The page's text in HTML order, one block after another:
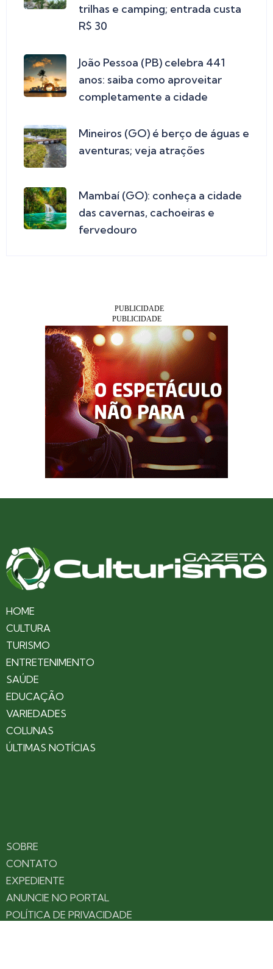
trilhas e camping; entrada custa
R$ 30
João Pessoa (PB) celebra 441
anos: saiba como aproveitar
completamente a cidade
Mineiros (GO) é berço de águas e
aventuras; veja atrações
Mambaí (GO): conheça a cidade
das cavernas, cachoeiras e
fervedouro
HOME
CULTURA
TURISMO
ENTRETENIMENTO
SAÚDE
EDUCAÇÃO
VARIEDADES
COLUNAS
ÚLTIMAS NOTÍCIAS
SOBRE
CONTATO
EXPEDIENTE
ANUNCIE NO PORTAL
POLÍTICA DE PRIVACIDADE